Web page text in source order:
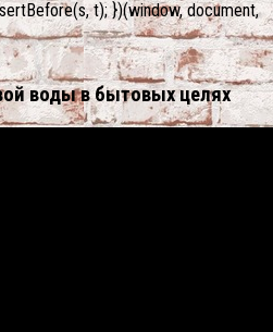
t); })(window, document,
воды в бытовых целях